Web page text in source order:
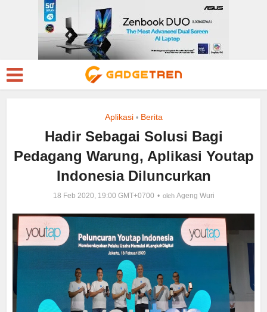
Aplikasi • Berita
Hadir Sebagai Solusi Bagi
Pedagang Warung, Aplikasi Youtap
Indonesia Diluncurkan
18 Feb 2020, 19:00 GMT+0700 oleh Ageng Wuri